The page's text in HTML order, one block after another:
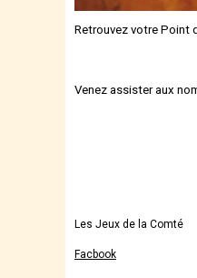
Retrouvez votre Point
Venez assister aux
Les Jeux de la Comté
Facbook